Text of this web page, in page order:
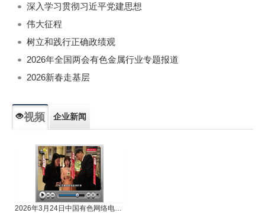
深入学习贯彻习近平党建思想
伟大征程
树立和践行正确政绩观
2026年全国两会有色金属行业专题报道
2026新春走基层
视频 企业新闻
2026年3月24日中国有色网络电视新闻